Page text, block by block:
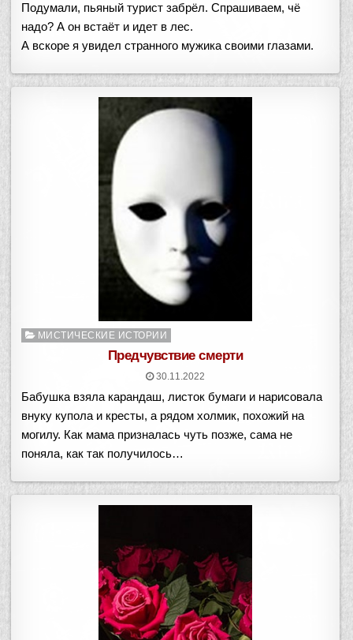
Подумали, пьяный турист забрёл. Спрашиваем, чё
надо? А он встаёт и идет в лес.
А вскоре я увидел странного мужика своими глазами.
Опубликовано
МИСТИЧЕСКИЕ ИСТОРИИ
Предчувствие смерти
30.11.2022
Бабушка взяла карандаш, листок бумаги и нарисовала
внуку купола и кресты, а рядом холмик, похожий на
могилу. Как мама призналась чуть позже, сама не
поняла, как так получилось…